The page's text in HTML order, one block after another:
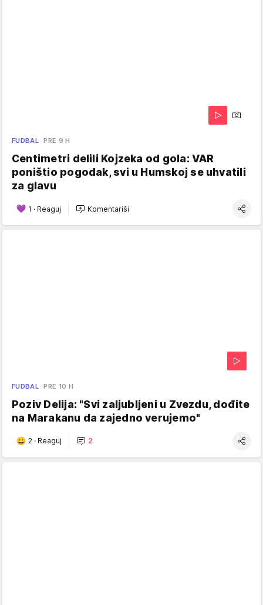
FUDBAL PRE 9 H
Centimetri delili Kojzeka od gola: VAR
poništio pogodak, svi u Humskoj se uhvatili
za glavu
1 · Reaguj Komentariši
FUDBAL PRE 10 H
Poziv Delija: "Svi zaljubljeni u Zvezdu, dođite
na Marakanu da zajedno verujemo"
2 · Reaguj 2